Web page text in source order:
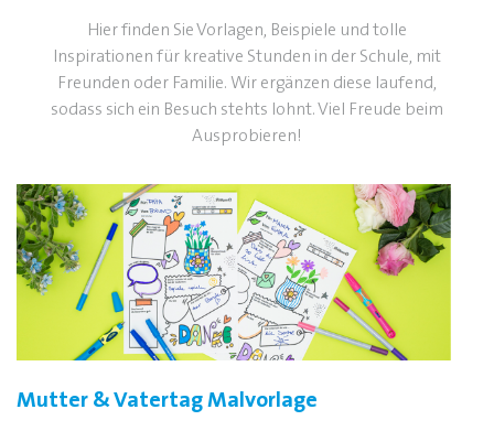
Hier finden Sie Vorlagen, Beispiele und tolle
Inspirationen für kreative Stunden in der Schule, mit
Freunden oder Familie. Wir ergänzen diese laufend,
sodass sich ein Besuch stehts lohnt. Viel Freude beim
Ausprobieren!
Mutter & Vatertag Malvorlage